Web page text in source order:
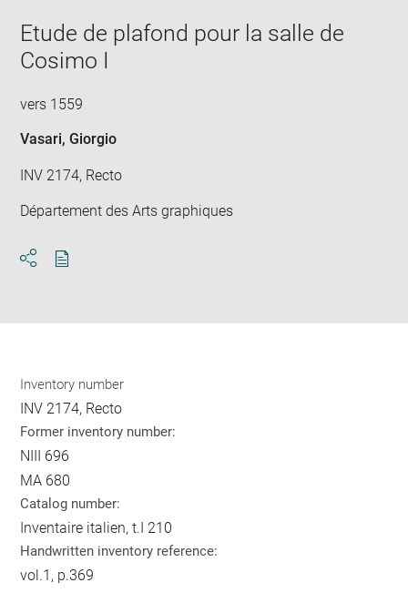
Etude de plafond pour la salle de
Cosimo I
vers 1559
Vasari, Giorgio
INV 2174, Recto
Département des Arts graphiques
Inventory number
INV 2174, Recto
Former inventory number:
NIII 696
MA 680
Catalog number:
Inventaire italien, t.I 210
Handwritten inventory reference:
vol.1, p.369